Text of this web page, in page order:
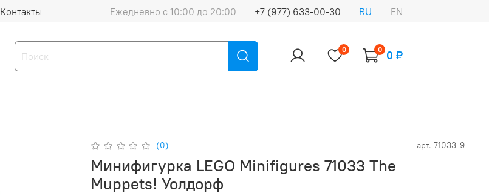
Контакты Ежедневно с 10:00 до 20:00 +7 (977) 633-00-30 RU EN
0 0 0 ₽
(0) арт. 71033-9
Минифигурка LEGO Minifigures 71033 The
Muppets! Уолдорф